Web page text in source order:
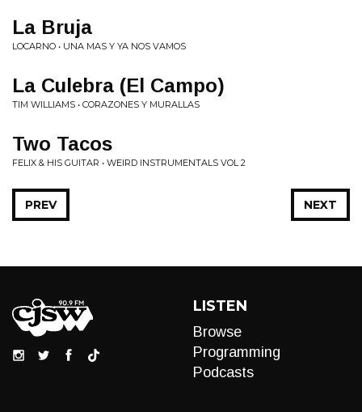
La Bruja
LOCARNO • UNA MAS Y YA NOS VAMOS
La Culebra (El Campo)
TIM WILLIAMS • CORAZONES Y MURALLAS
Two Tacos
FELIX & HIS GUITAR • WEIRD INSTRUMENTALS VOL 2
NEXT
PREV
LISTEN
Browse
Programming
Podcasts